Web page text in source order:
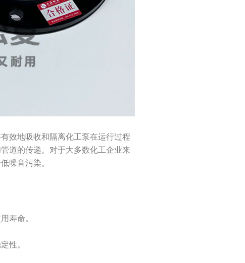
效地吸收和隔离化工泵在运行过程
道的传递。对于大多数化工企业来
噪音污染。
寿命。
性。